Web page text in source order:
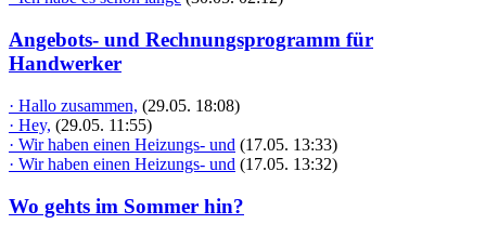
Angebots- und Rechnungsprogramm für
Handwerker
· Hallo zusammen, (29.05. 18:08)
· Hey, (29.05. 11:55)
· Wir haben einen Heizungs- und (17.05. 13:33)
· Wir haben einen Heizungs- und (17.05. 13:32)
Wo gehts im Sommer hin?